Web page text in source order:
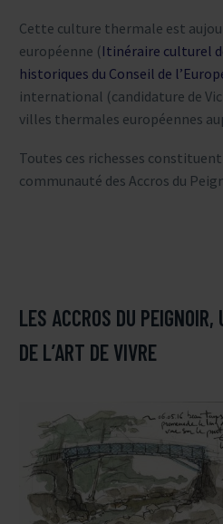
Cette culture thermale est
européenne ( Itinéraire culturel
historiques du Conseil de
international (candidature de
villes thermales européennes
Toutes ces richesses
communauté des Accros du
LES ACCROS DU
DE L’ART DE VIVRE